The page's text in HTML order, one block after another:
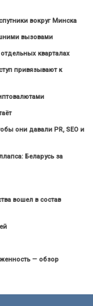
вокруг Минска
вызовами
кварталах
привязывают к
они давали PR, SEO и
Беларусь за
вошел в состав
— обзор